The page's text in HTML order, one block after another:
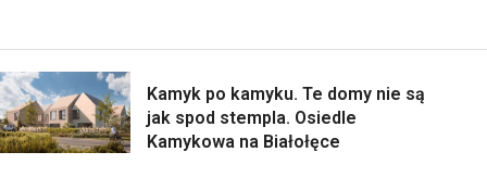
Kamyk po kamyku. Te domy nie są
jak spod stempla. Osiedle
Kamykowa na Białołęce